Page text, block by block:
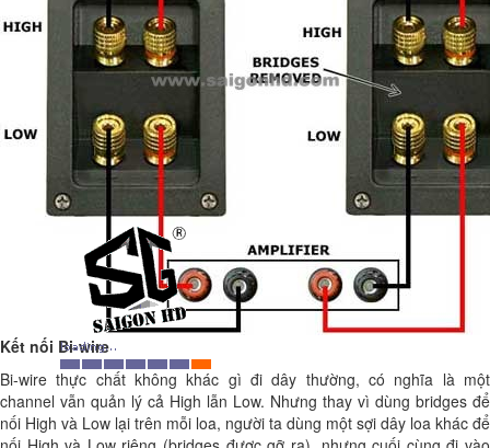
Kết nối Bi-wire
Bi-wire thực chất không khác gì đi dây thường, có nghĩa là một
channel vẫn quản lý cả High lẫn Low. Nhưng thay vì dùng bridges để
nối High và Low lại trên mỗi loa, người ta dùng một sợi dây loa khác để